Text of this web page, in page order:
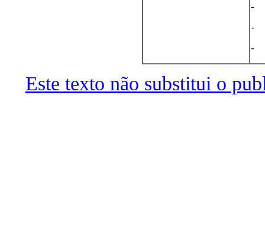
-
-
-
Este texto não substitui o